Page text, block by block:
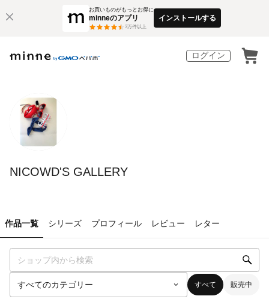
お買いものがもっとお得に
minneのアプリ
3万件以上
インストールする
ログイン
NICOWD'S GALLERY
作品一覧 シリーズ プロフィール レビュー レター
すべて 販売中